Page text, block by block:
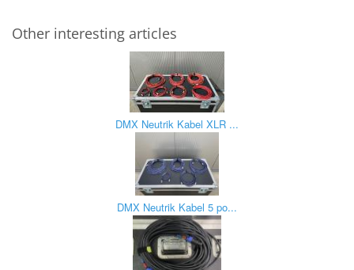
Other interesting articles
DMX Neutrik Kabel XLR ...
DMX Neutrik Kabel 5 po...